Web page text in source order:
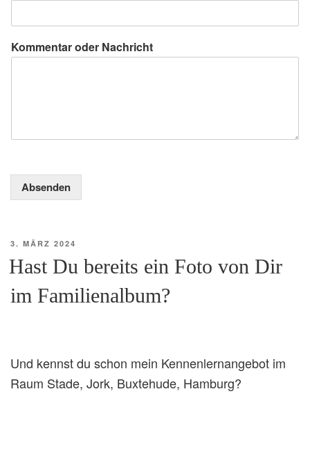
Kommentar oder Nachricht
Absenden
VERÖFFENTLICHT
3. MÄRZ 2024
Hast Du bereits ein Foto von Dir
im Familienalbum?
Und kennst du schon mein Kennenlernangebot im
Raum Stade, Jork, Buxtehude, Hamburg?